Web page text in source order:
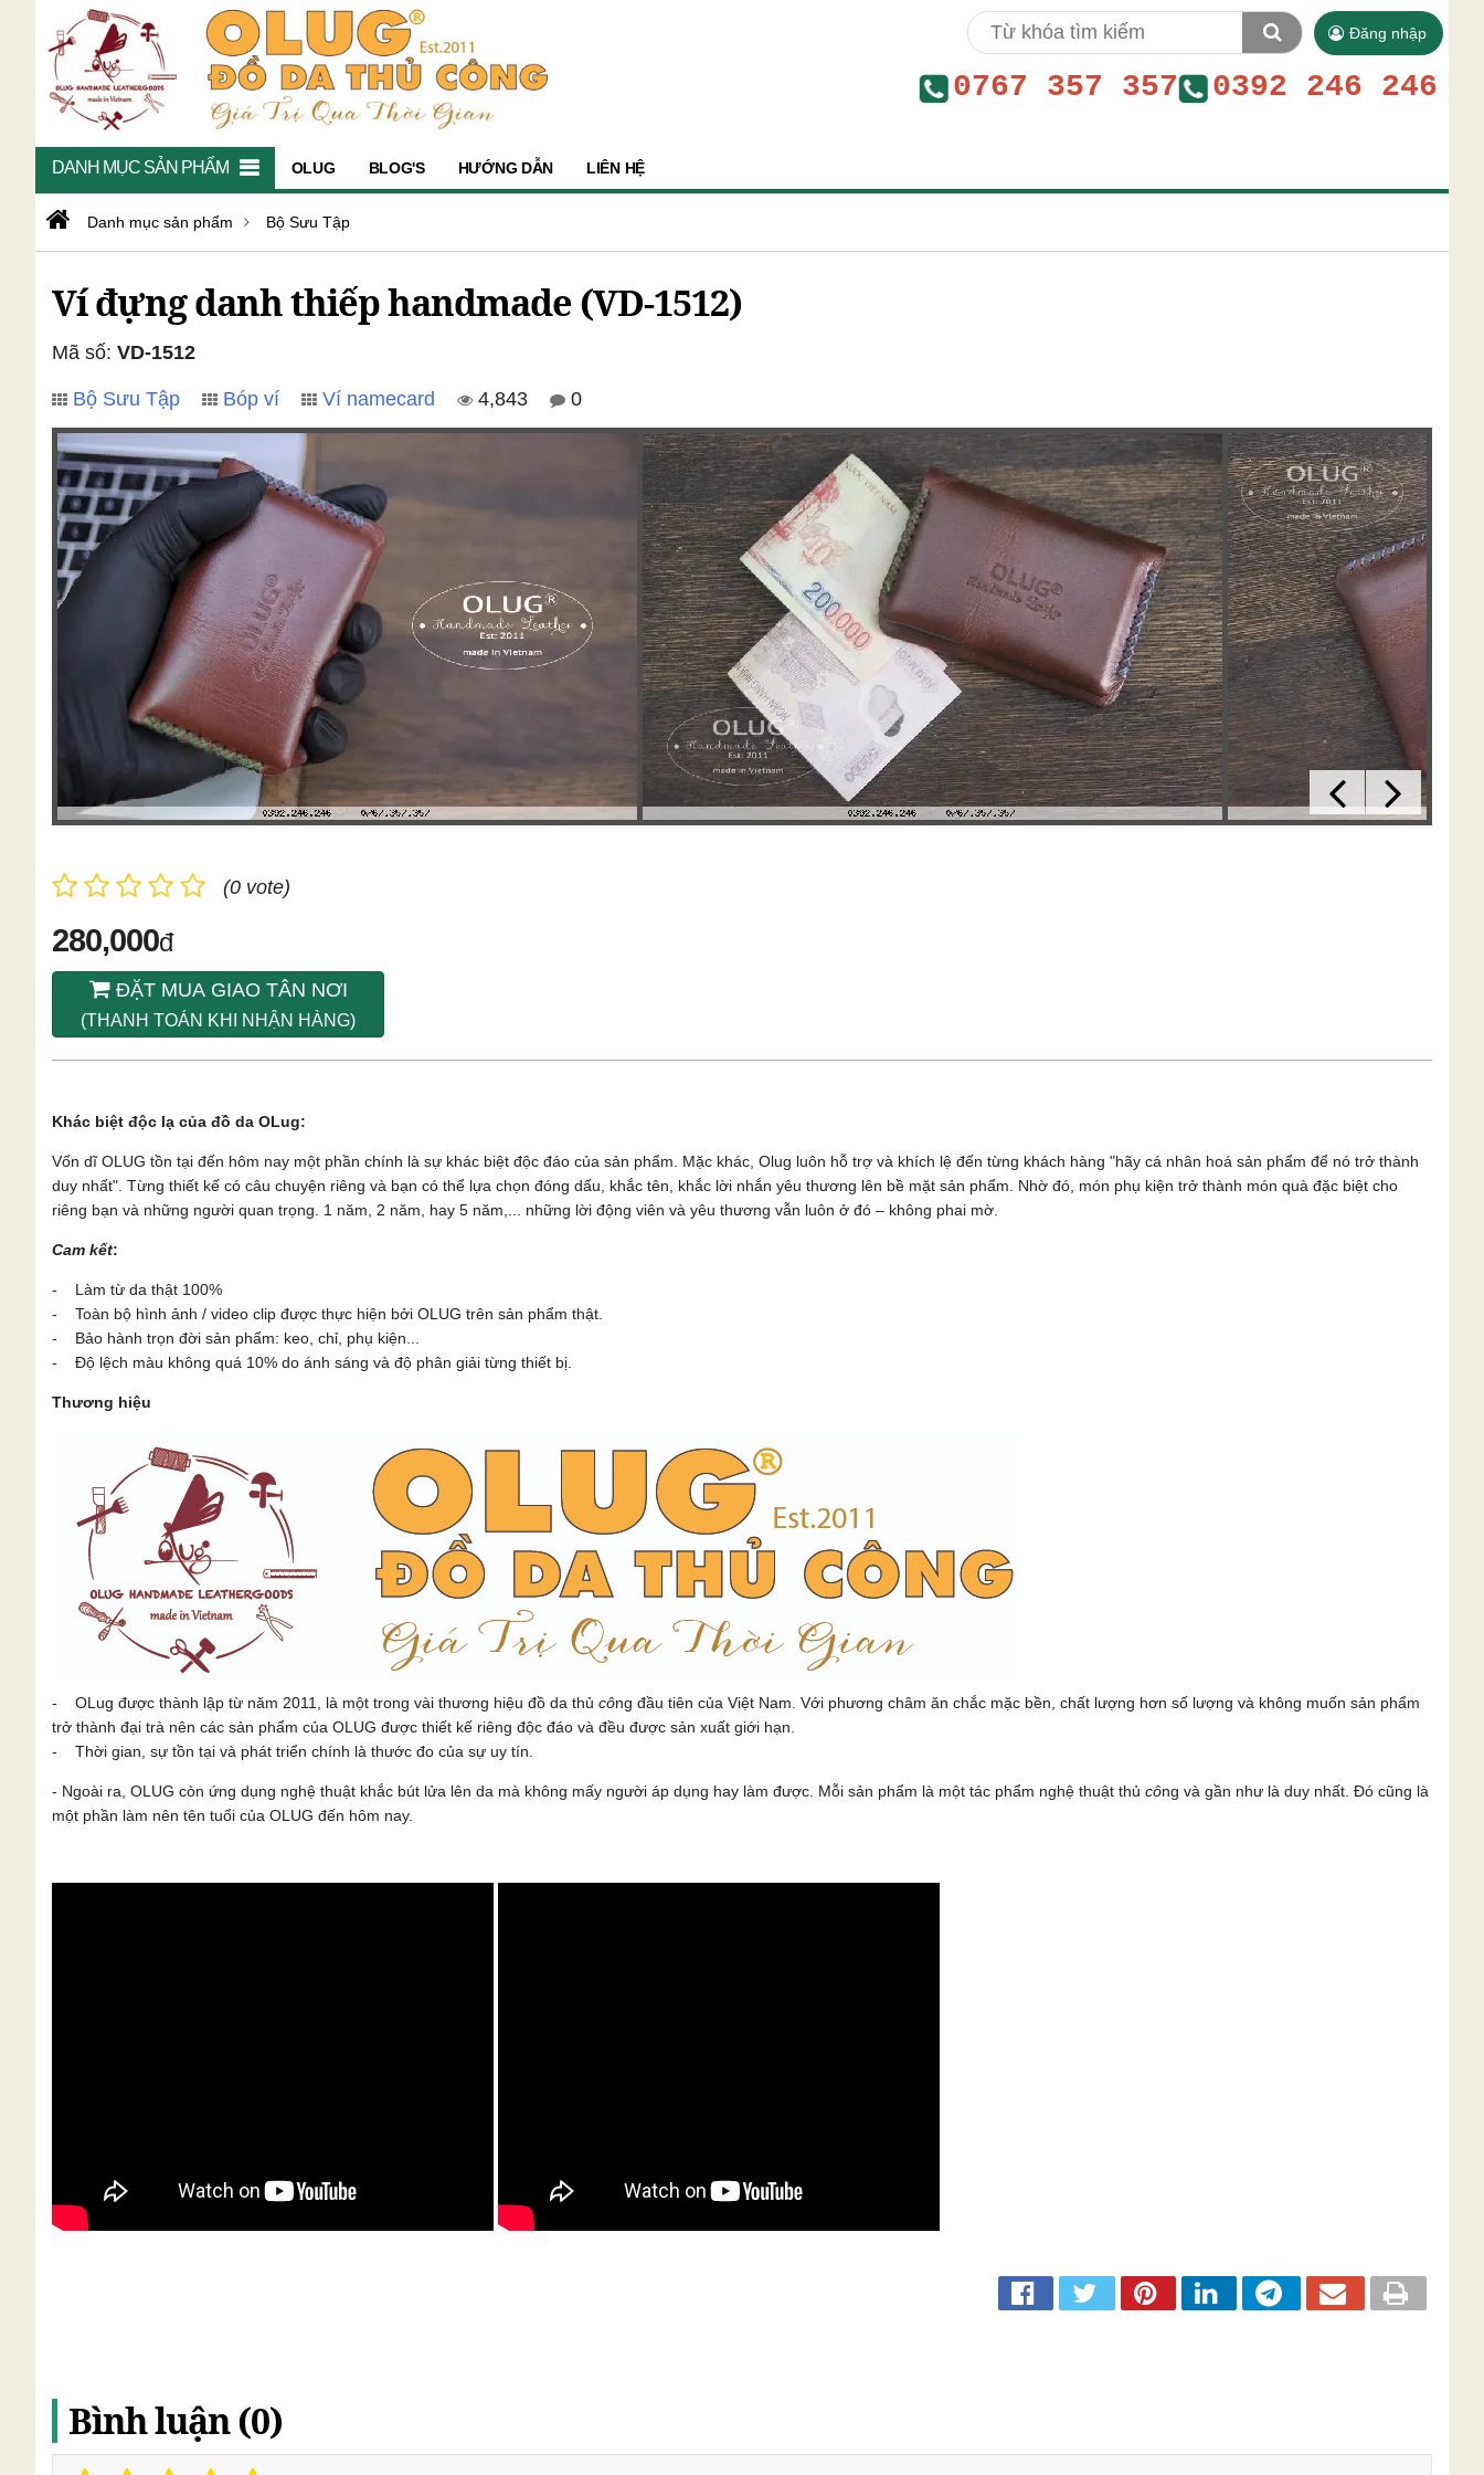
Đăng nhập
0767 357 357 0392 246 246
DANH MỤC SẢN PHẨM OLUG BLOG'S HƯỚNG DẪN LIÊN HỆ
Danh mục sản phẩm Bộ Sưu Tập
Ví đựng danh thiếp handmade (VD-1512)
Mã số: VD-1512
Bộ Sưu Tập Bóp ví Ví namecard 4,843 0
(0 vote)
280,000đ
ĐẶT MUA GIAO TÂN NƠI
(THANH TOÁN KHI NHẬN HÀNG)
Khác biệt độc lạ của đồ da OLug:
Vốn dĩ OLUG tồn tại đến hôm nay một phần chính là sự khác biệt độc đáo của sản phẩm. Mặc khác, Olug luôn hỗ trợ và khích lệ đến từng khách hàng "hãy cá nhân hoá sản phẩm để nó trở thành
duy nhất". Từng thiết kế có câu chuyện riêng và bạn có thể lựa chọn đóng dấu, khắc tên, khắc lời nhắn yêu thương lên bề mặt sản phẩm. Nhờ đó, món phụ kiện trở thành món quà đặc biệt cho
riêng bạn và những người quan trọng. 1 năm, 2 năm, hay 5 năm,... những lời động viên và yêu thương vẫn luôn ở đó – không phai mờ.
Cam kết:
- Làm từ da thật 100%
- Toàn bộ hình ảnh / video clip được thực hiện bởi OLUG trên sản phẩm thật.
- Bảo hành trọn đời sản phẩm: keo, chỉ, phụ kiện...
- Độ lệch màu không quá 10% do ánh sáng và độ phân giải từng thiết bị.
Thương hiệu
- OLug được thành lập từ năm 2011, là một trong vài thương hiệu đồ da thủ công đầu tiên của Việt Nam. Với phương châm ăn chắc mặc bền, chất lượng hơn số lượng và không muốn sản phẩm
trở thành đại trà nên các sản phẩm của OLUG được thiết kế riêng độc đáo và đều được sản xuất giới hạn.
- Thời gian, sự tồn tại và phát triển chính là thước đo của sự uy tín.
- Ngoài ra, OLUG còn ứng dụng nghệ thuật khắc bút lửa lên da mà không mấy người áp dụng hay làm được. Mỗi sản phẩm là một tác phẩm nghệ thuật thủ công và gần như là duy nhất. Đó cũng là
một phần làm nên tên tuổi của OLUG đến hôm nay.
Bình luận (0)